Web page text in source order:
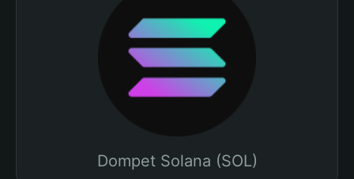
Dompet Solana (SOL)